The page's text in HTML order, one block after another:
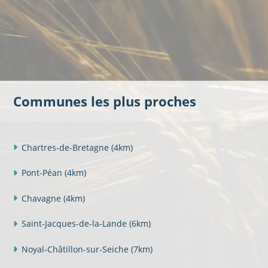
Communes les plus proches
Chartres-de-Bretagne (4km)
Pont-Péan (4km)
Chavagne (4km)
Saint-Jacques-de-la-Lande (6km)
Noyal-Châtillon-sur-Seiche (7km)